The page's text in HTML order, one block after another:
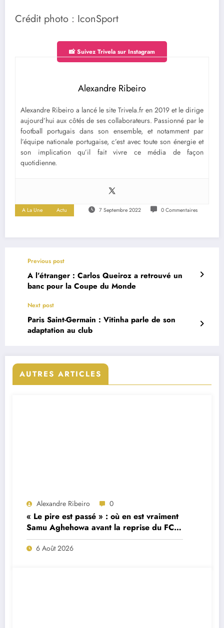
Crédit photo : IconSport
📸 Suivez Trivela sur Instagram
Alexandre Ribeiro
Alexandre Ribeiro a lancé le site Trivela.fr en 2019 et le dirige
aujourd’hui aux côtés de ses collaborateurs. Passionné par le
football portugais dans son ensemble, et notamment par
l’équipe nationale portugaise, c’est avec toute son énergie et
son implication qu’il fait vivre ce média de façon
quotidienne.
A La Une Actu 7 Septembre 2022 0 Commentaires
Previous post
A l’étranger : Carlos Queiroz a retrouvé un
banc pour la Coupe du Monde
Next post
Paris Saint-Germain : Vitinha parle de son
adaptation au club
AUTRES ARTICLES
Alexandre Ribeiro 0
« Le pire est passé » : où en est vraiment
Samu Aghehowa avant la reprise du FC
Porto ?
6 Août 2026